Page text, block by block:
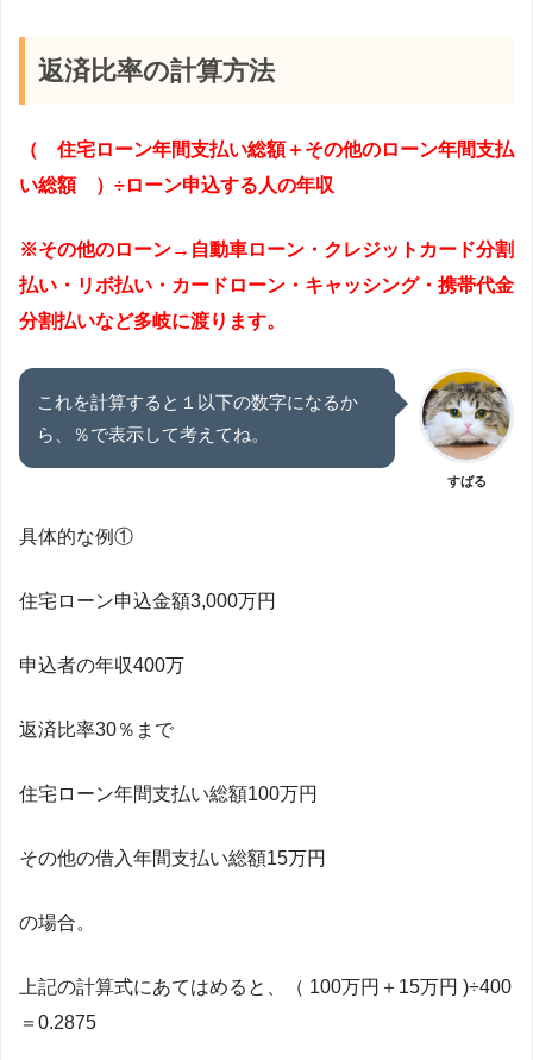
返済比率の計算方法
（ 住宅ローン年間支払い総額＋その他のローン年間支払
い総額 ） ÷ローン申込する人の年収
※その他のローン→自動車ローン・クレジットカード分割
払い・リボ払い・カードローン・キャッシング・携帯代金
分割払いなど多岐に渡ります。
これを計算すると１以下の数字になるか
ら、％で表示して考えてね。
すばる
具体的な例①
住宅ローン申込金額3,000万円
申込者の年収400万
返済比率30％まで
住宅ローン年間支払い総額100万円
その他の借入年間支払い総額15万円
の場合。
上記の計算式にあてはめると、（ 100万円＋15万円 )÷400
＝0.2875